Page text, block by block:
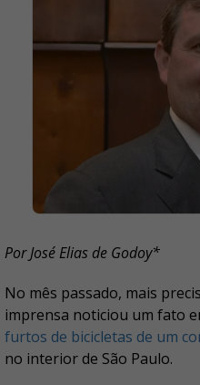
Por José Elias de Godoy*
No mês passado, mais
imprensa noticiou um fato
furtos de bicicletas de um
no interior de São Paulo.